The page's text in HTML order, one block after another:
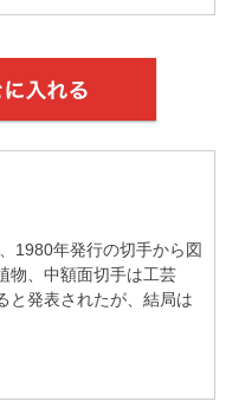
1980年発行の切手から図
物、中額面切手は工芸
と発表されたが、結局は